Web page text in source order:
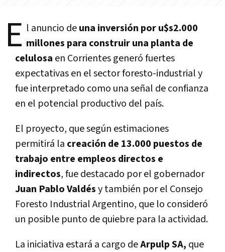
E l anuncio deuna inversión por u$s2.000
millones para construir una planta de
celulosa en Corrientes generó fuertes
expectativas en el sector foresto-industrial y
fue interpretado como una señal de confianza
en el potencial productivo del país.
El proyecto, que según estimaciones
permitirá la creación de 13.000 puestos de
trabajo entre empleos directos e
indirectos, fue destacado por el gobernador
Juan Pablo Valdésy también por el Consejo
Foresto Industrial Argentino, que lo consideró
un posible punto de quiebre para la actividad.
La iniciativa estará a cargo deArpulp SA, que